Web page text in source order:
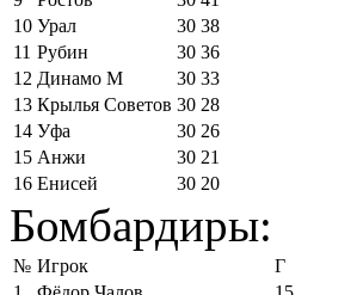
10 Урал 30 38
11 Рубин 30 36
12 Динамо М 30 33
13 Крылья Советов 30 28
14 Уфа 30 26
15 Анжи 30 21
16 Енисей 30 20
Бомбардиры:
№ Игрок
Г